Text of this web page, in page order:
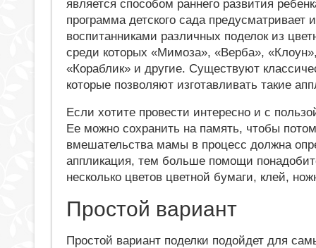
является способом раннего развития
программа детского сада предусматривает
воспитанниками различных поделок из
среди которых «Мимоза», «Верба»,
«Кораблик» и другие. Существуют
которые позволяют изготавливать такие
Если хотите провести интересно и с
Ее можно сохранить на память, чтобы потом
вмешательства мамы в процесс должна
аппликация, тем больше помощи
несколько цветов цветной бумаги, клей,
Простой вариант
Простой вариант поделки подойдет для